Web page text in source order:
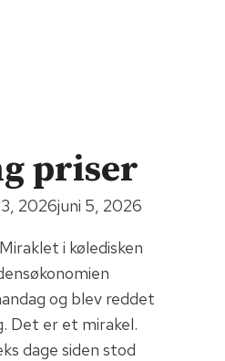
priser
2026juni 5, 2026
i køledisken
og blev reddet
Det er et mirakel.
dage siden stod